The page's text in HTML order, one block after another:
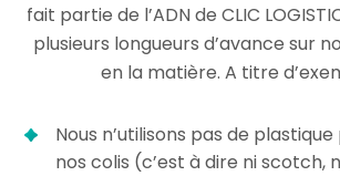
fait partie de l’ADN de CLIC
plusieurs longueurs d’avance sur
en la matière. A titre
Nous n’utilisons pas de
nos colis (c’est à dire ni scotch,